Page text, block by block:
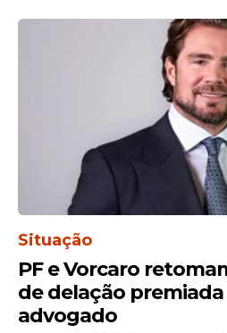
Situação
PF e Vorcaro
de delação
advogado